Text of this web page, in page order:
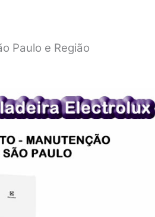
Paulo e Região